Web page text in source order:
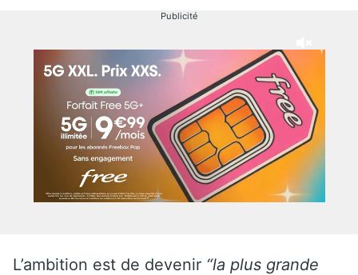
Publicité
L’ambition est de devenir “la plus grande